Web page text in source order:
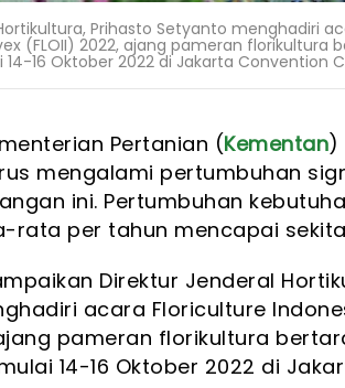
Prihasto Setyanto menghadiri
(FLOII) 2022, ajang pameran florikultura
16 Oktober 2022 di Jakarta Convention
Pertanian (Kementan)
mengalami pertumbuhan
ini. Pertumbuhan
rata per tahun mencapai
Direktur Jenderal
acara Floriculture
pameran florikultura
14-16 Oktober 2022 di